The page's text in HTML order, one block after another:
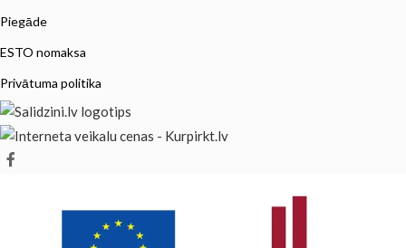
Piegāde
ESTO nomaksa
Privātuma politika